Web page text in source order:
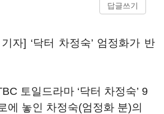
답글쓰기
자] ‘닥터 차정숙’ 엄정화가 반
토일드라마 ‘닥터 차정숙’ 9
에 놓인 차정숙(엄정화 분)의